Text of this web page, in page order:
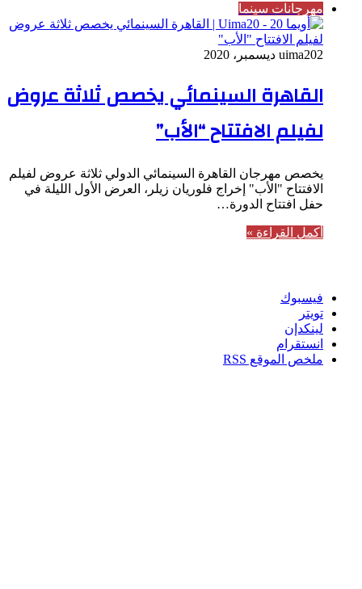
مهرجانات سينما
uima202 ديسمبر، 2020
القاهرة السينمائي يخصص ثلاثة عروض
لفيلم الافتتاح “الأب”
يخصص مهرجان القاهرة السينمائي الدولي ثلاثة عروض لفيلم
الافتتاح "الأب" إخراج فلوريان زيلر، العرض الأول الليلة في
حفل افتتاح الدورة…
أكمل القراءة »
فيسبوك
تويتر
لينكدإن
انستقرام
ملخص الموقع RSS